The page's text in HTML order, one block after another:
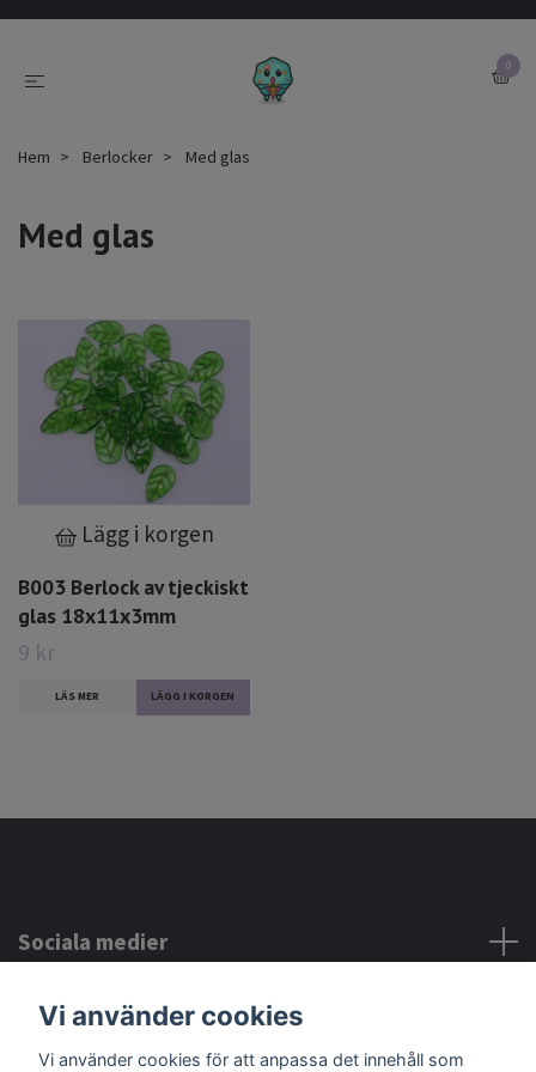
0
Hem Berlocker Med glas
Med glas
Lägg i korgen
B003 Berlock av tjeckiskt
glas 18x11x3mm
9 kr
LÄS MER
Sociala medier
Kontakta oss
Vi använder cookies
Vi använder cookies för att anpassa det innehåll som